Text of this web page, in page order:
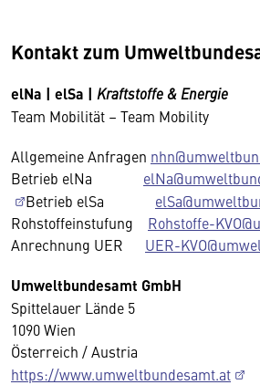
Kontakt zum
elNa | elSa | Kraftstoffe & Energie
Team Mobilität – Team Mobility
Allgemeine Anfragen
Betrieb elNa
Betrieb elSa
Rohstoffeinstufung Rohstoffe-
Anrechnung UER UER-
Umweltbundesamt GmbH
Spittelauer L ände 5
1090 Wien
Österreich / Austria
https://www.umweltbundesamt.at